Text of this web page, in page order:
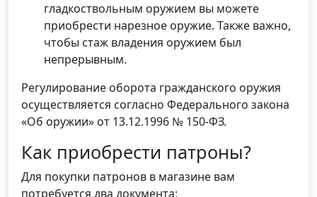
гладкоствольным оружием вы можете
приобрести нарезное оружие. Также важно,
чтобы стаж владения оружием был
непрерывным.
Регулирование оборота гражданского оружия
осуществляется согласно Федерального закона
«Об оружии» от 13.12.1996 № 150-ФЗ.
Как приобрести патроны?
Для покупки патронов в магазине вам
потребуется два документа: